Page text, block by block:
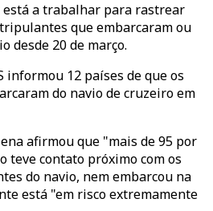
a trabalhar para rastrear
que embarcaram ou
desde 20 de março.
informou 12 países de que os
do navio de cruzeiro em
afirmou que "mais de 95 por
teve contato próximo com os
do navio, nem embarcou na
está "em risco extremamente